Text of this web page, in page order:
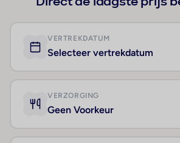
VERTREKDATUM
Selecteer vertrekdatum
VERZORGING
Geen Voorkeur